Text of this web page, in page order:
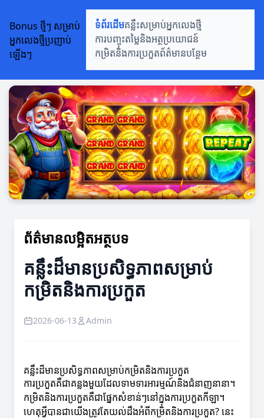
Bonus ថ្មីៗ សម្រាប់
អ្នកលេងថ្មីប្រញាប់
ឡើងៗ
ទំព័រដើមគន្លឹះសម្រាប់អ្នកលេងថ្មី
ការបញ្ចុះតម្លៃនិងអត្ថប្រយោជន៍
កម្រិតនិងការប្រកួតព័ត៌មានបន្ថែម
ព័ត៌មានលម្អិតអត្ថបទ
គន្លឹះដ៏មានប្រសិទ្ធភាពសម្រាប់
កម្រិតនិងការប្រកួត
2026-06-13 Admin
គន្លឹះដ៏មានប្រសិទ្ធភាពសម្រាប់កម្រិតនិងការប្រកួត
ការប្រកួតគឺជាគន្លងមួយដែលទាមទារអារម្មណ៍និងជំនាញនានា។
កម្រិតនិងការប្រកួតគឺជាផ្នែកសំខាន់ៗនៅក្នុងការប្រកួតកីឡា។
ហេតុអ្វីបានជា​យើងត្រូវតែយល់ដឹងអំពីកម្រិតនិងការប្រកួត? នេះ